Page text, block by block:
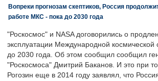
Вопреки прогнозам скептиков, Россия
работе МКС - пока до 2030 года
"Роскосмос" и NASA договорились о
эксплуатации Международной
до 2030 года. Об этом сообщил сообщил
"Роскосмоса" Дмитрий Баканов. И это при
Рогозин еще в 2014 году заявлял, что